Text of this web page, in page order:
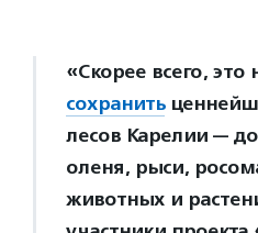
«Скорее всего,
сохранить
лесов Карелии —
оленя, рыси,
животных и